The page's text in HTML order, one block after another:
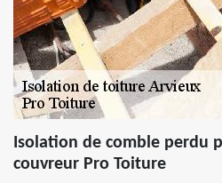
Isolation de comble perdu
couvreur Pro Toiture